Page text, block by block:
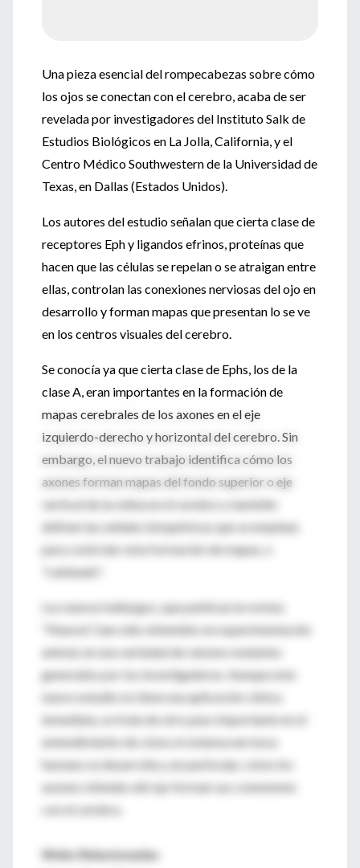
Una pieza esencial del rompecabezas sobre cómo
los ojos se conectan con el cerebro, acaba de ser
revelada por investigadores del Instituto Salk de
Estudios Biológicos en La Jolla, California, y el
Centro Médico Southwestern de la Universidad de
Texas, en Dallas (Estados Unidos).
Los autores del estudio señalan que cierta clase de
receptores Eph y ligandos efrinos, proteínas que
hacen que las células se repelan o se atraigan entre
ellas, controlan las conexiones nerviosas del ojo en
desarrollo y forman mapas que presentan lo se ve
en los centros visuales del cerebro.
Se conocía ya que cierta clase de Ephs, los de la
clase A, eran importantes en la formación de
mapas cerebrales de los axones en el eje
izquierdo-derecho y horizontal del cerebro. Sin
embargo, el nuevo trabajo identifica cómo los
axones forman mapas del fondo superior o eje
vertical de la retina en el cerebro y también
definen las señales bioquímicas que se emplean
para controlar esta formación de mapas, o
"cableado".
Los nuevos hallazgos, que publican la revista
"Neuron", han sido obtenidos en experimentación
animal, en una variedad de ratones mutantes
generados por los investigadores. Aunque este
nuevo estudio no tiene una aplicación clínica
inmediata, se trata de otro paso importante en el
entendimiento de cómo el sistema nervioso
humano se desarrolla y, en particular, cómo los
axones retinales del ojo forman sus conexiones
con el cerebro.
Webs Relacionadas